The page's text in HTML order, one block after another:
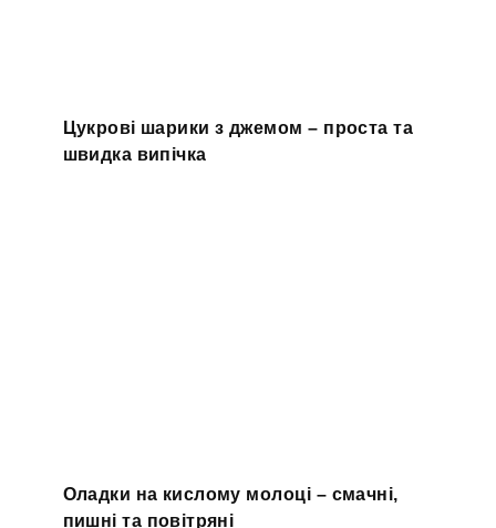
Цукрові шарики з джемом – проста та
швидка випічка
Оладки на кислому молоці – смачні,
пишні та повітряні